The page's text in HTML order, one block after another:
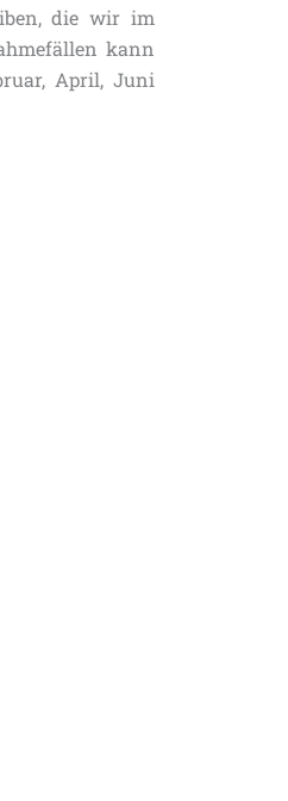
die wir im
kann
April, Juni